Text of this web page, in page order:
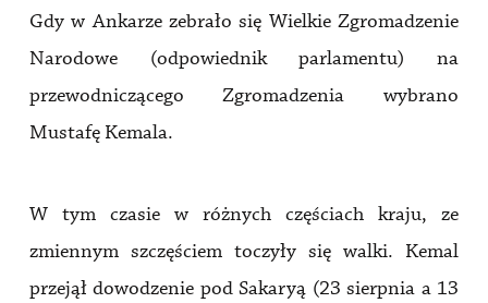
Gdy w Ankarze zebrało się Wielkie Zgromadzenie
Narodowe (odpowiednik parlamentu) na
przewodniczącego Zgromadzenia wybrano
Mustafę Kemala.
W tym czasie w różnych częściach kraju, ze
zmiennym szczęściem toczyły się walki. Kemal
przejął dowodzenie pod Sakaryą (23 sierpnia a 13